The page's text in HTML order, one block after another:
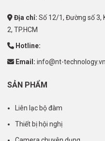
Địa chỉ: Số 12/1, Đường số 3,
2, TP.HCM
Hotline:
Email: info@nt-technology.vn
SẢN PHẨM
Liên lạc bộ đàm
Thiết bị hội nghị